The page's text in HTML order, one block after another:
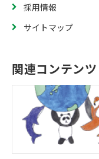
採用情報
サイトマップ
関連コンテンツ